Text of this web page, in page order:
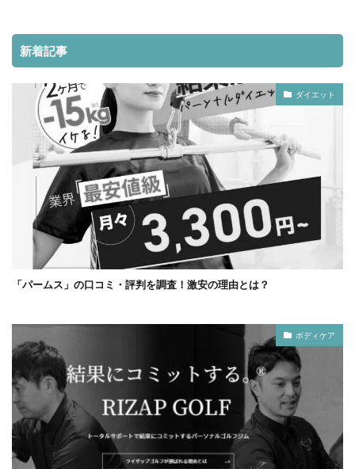
新着記事
ダイエット
「パームス」の口コミ・評判を調査！激安の理由とは？
ボディケア